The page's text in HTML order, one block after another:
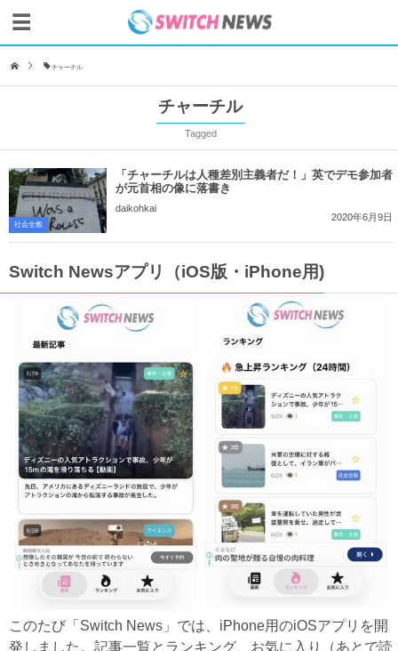
チャーチル
チャーチル
Tagged
社会全般
「チャーチルは人種差別主義者だ！」英でデモ参加者
が元首相の像に落書き
daikohkai
2020年6月9日
Switch Newsアプリ（iOS版・iPhone用)
このたび「Switch News」では、iPhone用のiOSアプリを開
発しました。記事一覧とランキング、お気に入り（あとで読